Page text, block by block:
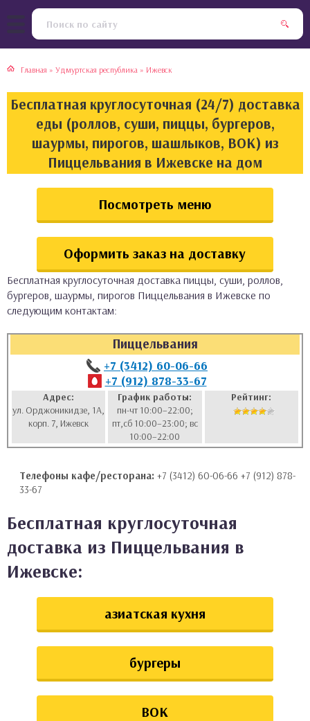
Главная » Удмуртская республика » Ижевск
Бесплатная круглосуточная (24/7) доставка
еды (роллов, суши, пиццы, бургеров,
шаурмы, пирогов, шашлыков, ВОК) из
Пиццельвания в Ижевске на дом
Посмотреть меню
Оформить заказ на доставку
Бесплатная круглосуточная доставка пиццы, суши, роллов,
бургеров, шаурмы, пирогов Пиццельвания в Ижевске по
следующим контактам:
Пиццельвания
+7 (3412) 60-06-66
+7 (912) 878-33-67
Адрес:
ул. Орджоникидзе, 1А,
корп. 7, Ижевск
График работы:
пн-чт 10:00–22:00;
пт,сб 10:00–23:00; вс
10:00–22:00
Рейтинг:
Телефоны кафе/ресторана: +7 (3412) 60-06-66 +7 (912) 878-
33-67
Бесплатная круглосуточная
доставка из Пиццельвания в
Ижевске:
азиатская кухня
бургеры
ВОК
кухня
кухня
кухня
кухня
булочки